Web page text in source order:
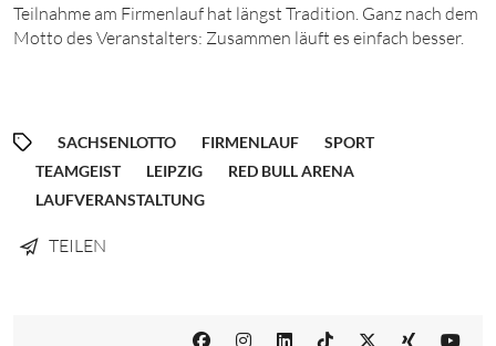
Teilnahme am Firmenlauf hat längst Tradition. Ganz nach dem
Motto des Veranstalters: Zusammen läuft es einfach besser.
SACHSENLOTTO FIRMENLAUF
SPORT
TEAMGEIST
LEIPZIG
RED BULL ARENA
LAUFVERANSTALTUNG
TEILEN